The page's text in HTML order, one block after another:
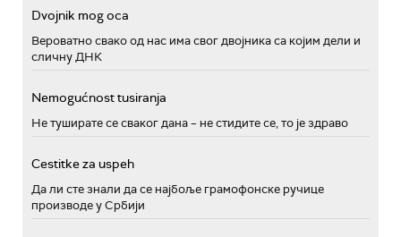
Dvojnik mog oca
Вероватно свако од нас има свог двојника са којим дели и
сличну ДНК
Nemogućnost tusiranja
Не туширате се сваког дана – не стидите се, то је здраво
Cestitke za uspeh
Да ли сте знали да се најбоље грамофонске ручице
производе у Србији